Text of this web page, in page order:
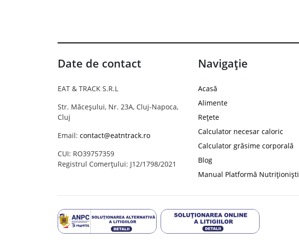
Date de contact
EAT & TRACK S.R.L
Str. Măceșului, Nr. 23A, Cluj-Napoca,
Cluj
Email: contact@eatntrack.ro
CUI: RO39757359
Registrul Comerțului: J12/1798/2021
Navigație
Acasă
Alimente
Rețete
Calculator necesar caloric
Calculator grăsime corporală
Blog
Manual Platformă Nutriționiști